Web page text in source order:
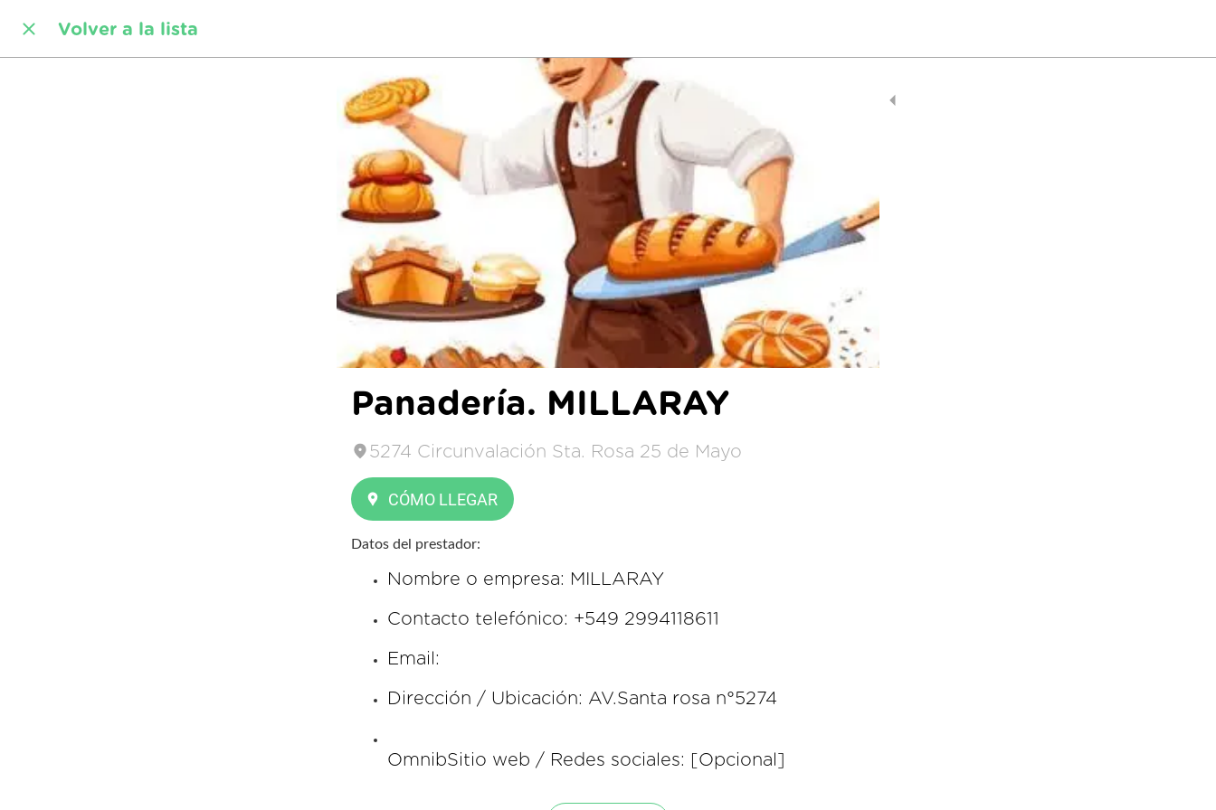
Volver a la lista
Panadería. MILLARAY
5274 Circunvalación Sta. Rosa 25 de Mayo
CÓMO LLEGAR
Datos del prestador:
Nombre o empresa: MILLARAY
Contacto telefónico: +549 2994118611
Email:
Dirección / Ubicación: AV.Santa rosa n°5274
OmnibSitio web / Redes sociales: [Opcional]